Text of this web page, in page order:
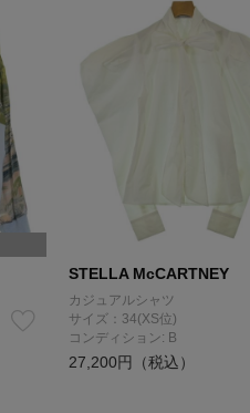
STELLA McCARTNEY
カジュアルシャツ
サイズ：34(XS位)
コンディション: B
27,200円（税込）